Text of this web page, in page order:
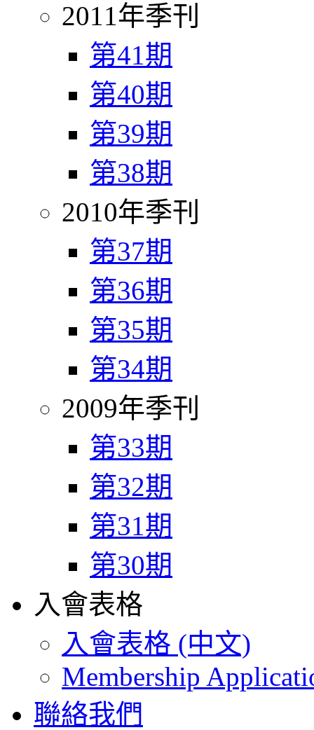
2011年季刊
第41期
第40期
第39期
第38期
2010年季刊
第37期
第36期
第35期
第34期
2009年季刊
第33期
第32期
第31期
第30期
入會表格
入會表格 (中文)
Membership
聯絡我們